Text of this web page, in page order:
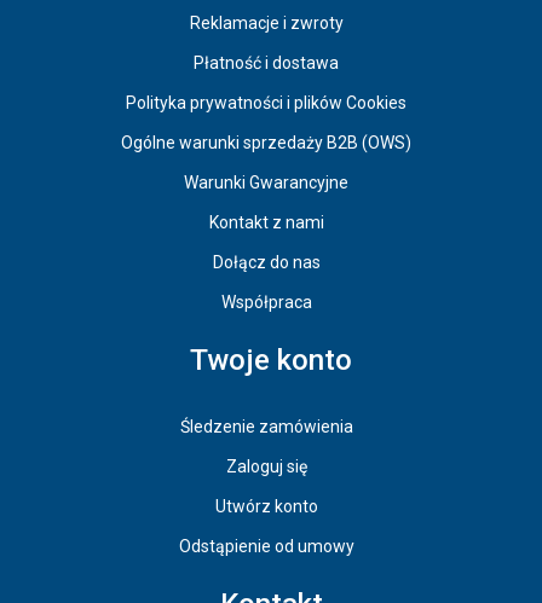
Reklamacje i zwroty
Płatność i dostawa
Polityka prywatności i plików Cookies
Ogólne warunki sprzedaży B2B (OWS)
Warunki Gwarancyjne
Kontakt z nami
Dołącz do nas
Współpraca
Twoje konto
Śledzenie zamówienia
Zaloguj się
Utwórz konto
Odstąpienie od umowy